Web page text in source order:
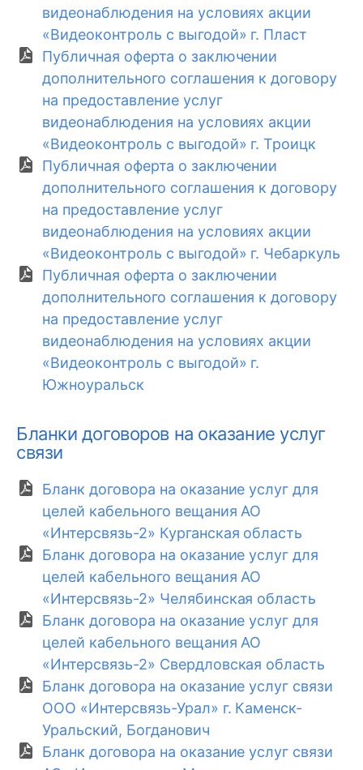
видеонаблюдения на условиях акции
«Видеоконтроль с выгодой» г. Пласт
Публичная оферта о заключении
дополнительного соглашения к договору
на предоставление услуг
видеонаблюдения на условиях акции
«Видеоконтроль с выгодой» г. Троицк
Публичная оферта о заключении
дополнительного соглашения к договору
на предоставление услуг
видеонаблюдения на условиях акции
«Видеоконтроль с выгодой» г. Чебаркуль
Публичная оферта о заключении
дополнительного соглашения к договору
на предоставление услуг
видеонаблюдения на условиях акции
«Видеоконтроль с выгодой» г.
Южноуральск
Бланки договоров на оказание услуг
связи
Бланк договора на оказание услуг для
целей кабельного вещания АО
«Интерсвязь-2» Курганская область
Бланк договора на оказание услуг для
целей кабельного вещания АО
«Интерсвязь-2» Челябинская область
Бланк договора на оказание услуг для
целей кабельного вещания АО
«Интерсвязь-2» Свердловская область
Бланк договора на оказание услуг связи
ООО «Интерсвязь-Урал» г. Каменск-
Уральский, Богданович
Бланк договора на оказание услуг связи